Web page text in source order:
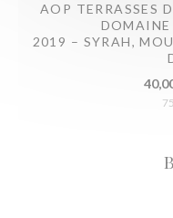
AOP TERRASSES
2019 – SYRAH,